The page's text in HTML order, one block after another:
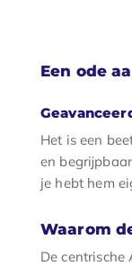
Een ode
Het is een
en
je hebt hem
Waarom
De